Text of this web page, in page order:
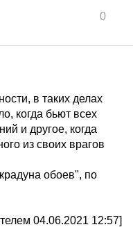
0
в таких делах
когда бьют всех
и другое, когда
из своих врагов
обоев", по
04.06.2021 12:57]